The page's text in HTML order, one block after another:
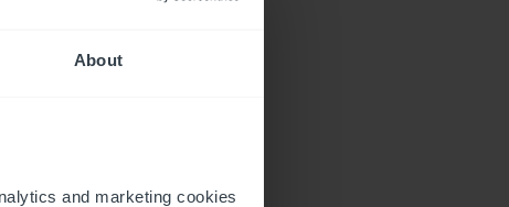
About
and marketing cookies